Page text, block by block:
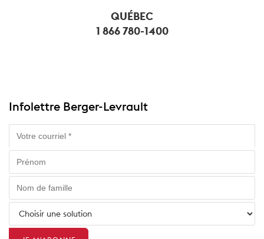
QUÉBEC
1 866 780-1400
Infolettre Berger-Levrault